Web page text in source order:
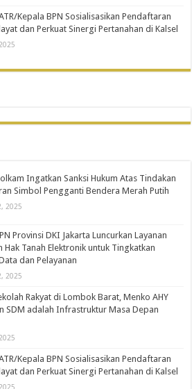
Kepala BPN Sosialisasikan Pendaftaran
dan Perkuat Sinergi Pertanahan di Kalsel
Ingatkan Sanksi Hukum Atas Tindakan
Simbol Pengganti Bendera Merah Putih
2025
Provinsi DKI Jakarta Luncurkan Layanan
Hak Tanah Elektronik untuk Tingkatkan
dan Pelayanan
2025
Rakyat di Lombok Barat, Menko AHY
SDM adalah Infrastruktur Masa Depan
Kepala BPN Sosialisasikan Pendaftaran
dan Perkuat Sinergi Pertanahan di Kalsel